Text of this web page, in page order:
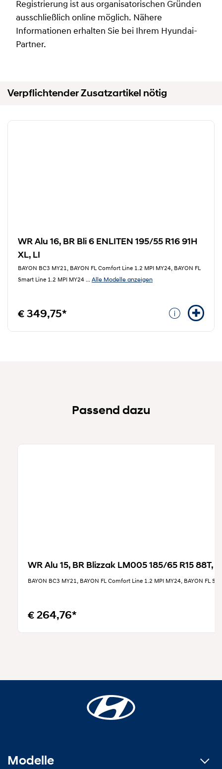
Registrierung ist aus organisatorischen Gründen
ausschließlich online möglich. Nähere
Informationen erhalten Sie bei Ihrem Hyundai-
Partner.
Verpflichtender Zusatzartikel nötig
WR Alu 16, BR Bli 6 ENLITEN 195/55 R16 91H
XL, LI
BAYON BC3 MY21, BAYON FL Comfort Line 1.2 MPI MY24, BAYON FL
Smart Line 1.2 MPI MY24 ... Alle Modelle anzeigen
€ 349,75*
Passend dazu
WR Alu 15, BR Blizzak LM005 185/65 R15 88T, LI
BAYON BC3 MY21, BAYON FL Comfort Line 1.2 MPI MY24, BAYON FL
€ 264,76*
Modelle